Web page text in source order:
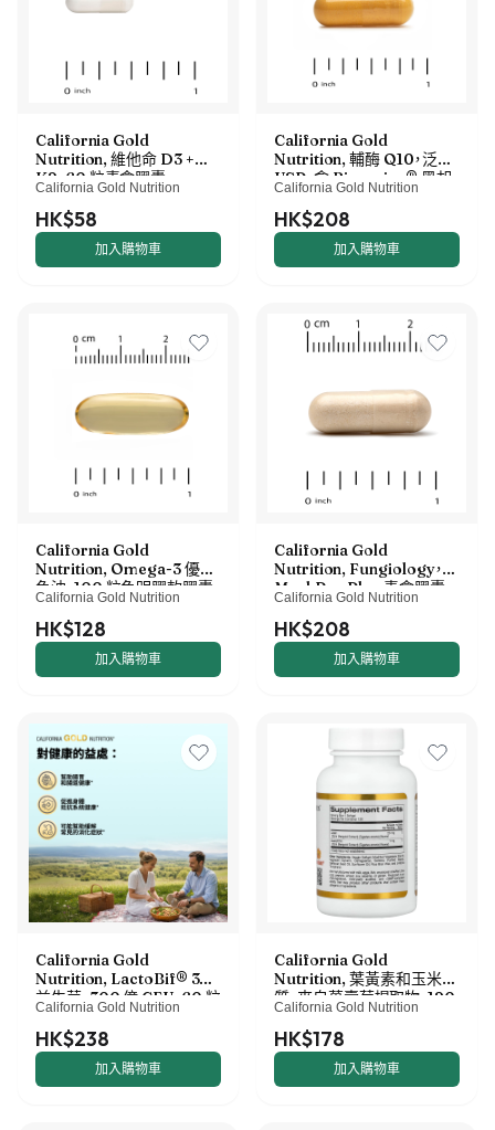
California Gold
Nutrition, 維他命 D3 +
K2，60 粒素食膠囊
California Gold Nutrition
HK$58
加入購物車
California Gold
Nutrition, 輔酶 Q10，泛醌
USP，含 Bioperine® 黑胡
椒提取物，生物利用率提高，
100 毫克，150 粒素食膠囊
California Gold Nutrition
HK$208
加入購物車
California Gold
Nutrition, Omega-3 優質
魚油，100 粒魚明膠軟膠囊
（每粒 1,100 毫克）
California Gold Nutrition
HK$128
加入購物車
California Gold
Nutrition, Fungiology，
MushRex Plus 素食膠囊，
多面十種蘑菇複合物，含姬
鬆茸、白樺茸、蟲草和猴頭
菇，120 粒
California Gold Nutrition
HK$208
加入購物車
California Gold
Nutrition, LactoBif® 30
益生菌，300 億 CFU，60 粒
素食膠囊
California Gold Nutrition
HK$238
加入購物車
California Gold
Nutrition, 葉黃素和玉米黃
質，來自萬壽菊提取物，120
粒素食軟膠囊
California Gold Nutrition
HK$178
加入購物車